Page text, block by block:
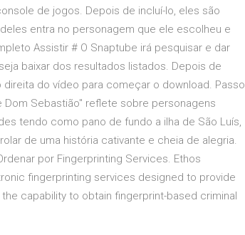
de jogos. Depois de incluí-lo, eles são
entra no personagem que ele escolheu e
Assistir # O Snaptube irá pesquisar e dar
baixar dos resultados listados. Depois de
do vídeo para começar o download. Passo
Dom Sebastião" reflete sobre personagens
tendo como pano de fundo a ilha de São Luís,
de uma história cativante e cheia de alegria.
por Fingerprinting Services. Ethos
fingerprinting services designed to provide
capability to obtain fingerprint-based criminal